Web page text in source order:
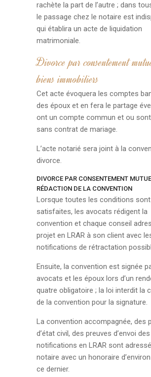
rachète la part de l’autre ; dans
le passage chez le notaire est
qui établira un acte de liquidation
matrimoniale.
Divorce par consentement
biens immobiliers
Cet acte évoquera les comptes
des époux et en fera le partage
ont un compte commun et ou
sans contrat de mariage.
L’acte notarié sera joint à la
divorce.
DIVORCE PAR CONSENTEMENT
RÉDACTION DE LA CONVENTION
Lorsque toutes les conditions sont
satisfaites, les avocats rédigent la
convention et chaque conseil
projet en LRAR à son client avec
notifications de rétractation
Ensuite, la convention est signée
avocats et les époux lors d’un
quatre obligatoire ; la loi interdit la
de la convention pour la signature.
La convention accompagnée, des
d’état civil, des preuves d’envoi des
notifications en LRAR sont
notaire avec un honoraire
ce dernier.